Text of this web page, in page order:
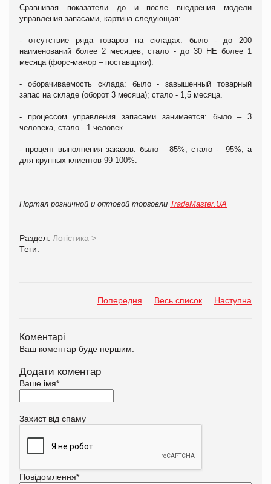
Сравнивая показатели до и после внедрения модели
управления запасами, картина следующая:
- отсутствие ряда товаров на складах: было - до 200
наименований более 2 месяцев; стало - до 30 НЕ более 1
месяца (форс-мажор – поставщики).
- оборачиваемость склада: было - завышенный товарный
запас на складе (оборот 3 месяца); стало - 1,5 месяца.
- процессом управления запасами занимается: было – 3
человека, стало - 1 человек.
- процент выполнения заказов: было – 85%, стало - 95%, а
для крупных клиентов 99-100%.
Портал розничной и оптовой торговли TradeMaster.UA
Раздел: Логістика >
Теги:
Попередня Весь список Наступна
Коментарі
Ваш коментар буде першим.
Додати коментар
Ваше імя*
Захист від спаму
Повідомлення*